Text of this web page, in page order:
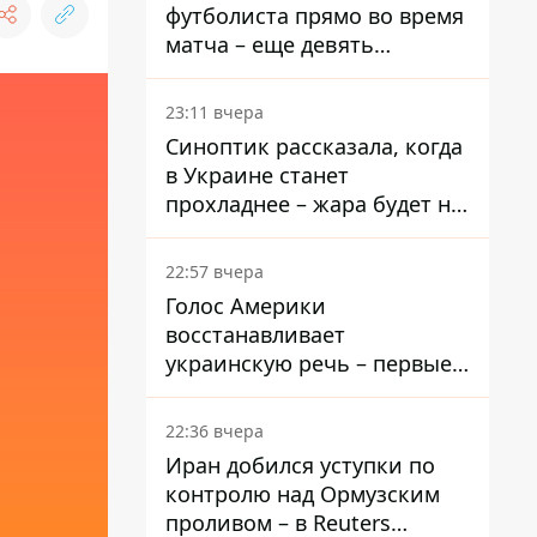
футболиста прямо во время
матча – еще девять
пострадали
23:11 вчера
Синоптик рассказала, когда
в Украине станет
прохладнее – жара будет не
долго
22:57 вчера
Голос Америки
восстанавливает
украинскую речь – первые
эфиры ожидаются на
следующей неделе
22:36 вчера
Иран добился уступки по
контролю над Ормузским
проливом – в Reuters